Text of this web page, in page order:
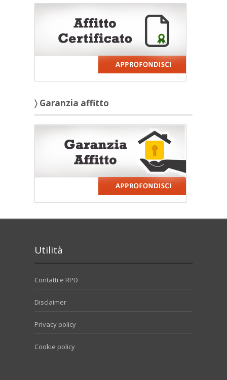
〉 Garanzia affitto
Utilità
Contatti e RPD
Disclaimer
Privacy policy
Cookie policy